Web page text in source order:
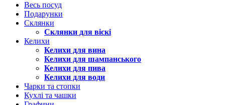
Весь посуд
Подарунки
Склянки
Склянки для віскі
Келихи
Келихи для вина
Келихи для шампанського
Келихи для пива
Келихи для води
Чарки та стопки
Кухлі та чашки